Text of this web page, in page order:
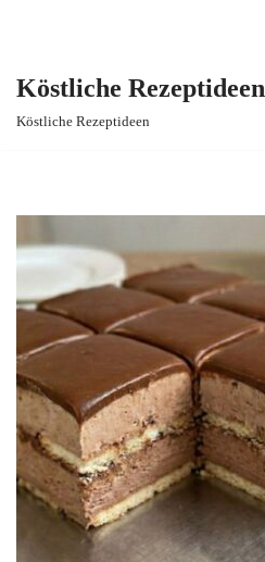
Köstliche Rezeptideen
Köstliche Rezeptideen